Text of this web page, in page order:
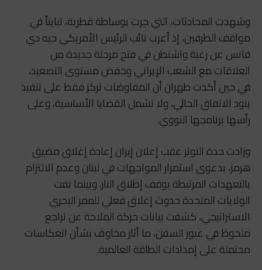
وشهدت المحادثات، التي جرت بوساطة قطرية، تبايناً في
مواقف الطرفين، إذ أعرب نائب الرئيس الأمريكي جيه دي
فانس عن رغبة واشنطن في فتح مرحلة جديدة من
العلاقات مع الشعب الإيراني وخفض مستوى التصعيد،
في حين أكدت طهران أن المفاوضات تركز فقط على تنفيذ
بنود الاتفاق الحالي، ولا تشمل القضايا الأساسية، وعلى
رأسها برنامجها النووي.
وزادت حدة التوتر عقب إعلان إيران إعادة إغلاق مضيق
هرمز، بدعوى استمرار المواجهات في لبنان وعدم الالتزام
بالتعهدات المرتبطة بوقف إطلاق النار. وبينما نفت
الولايات المتحدة حدوث إغلاق فعلي للممر البحري
الاستراتيجي، كشفت بيانات حركة الملاحة عن تراجع
ملحوظ في عبور السفن، ما أثار مخاوف بشأن انعكاسات
محتملة على إمدادات الطاقة العالمية.